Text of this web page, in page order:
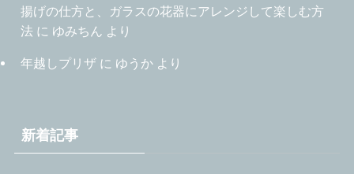
揚げの仕方と、ガラスの花器にアレンジして楽しむ方
法に ゆみちん より
年越しプリザに ゆうかより
新着記事